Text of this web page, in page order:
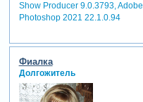
Show Producer 9.0.3793, Adobe
Photoshop 2021 22.1.0.94
Фиалка
Долгожитель